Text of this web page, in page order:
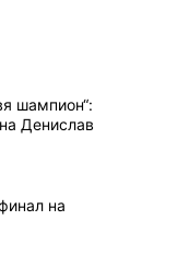
шампион“:
Денислав
на